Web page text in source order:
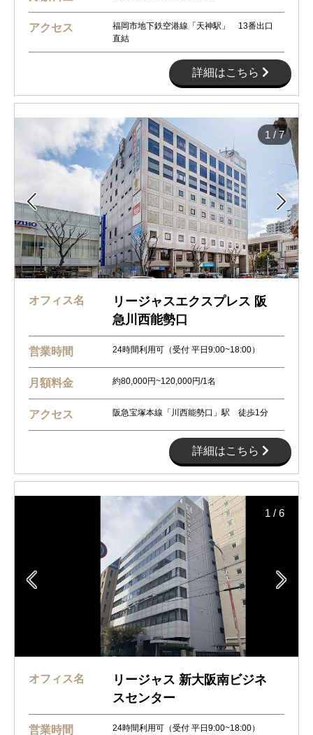
アクセス
福岡市地下鉄空港線「天神駅」 13番出口
直結
詳細はこちら
 
1 / 7
オフィス名
リージャスエクスプレス 阪
急川西能勢口
営業時間 24時間利用可（受付 平日9:00~18:00）
月額料金 約80,000円~120,000円/1名
アクセス 阪急宝塚本線「川西能勢口」駅 徒歩1分
詳細はこちら
 
1 / 6
オフィス名
リージャス 新大阪南ビジネ
スセンター
営業時間 24時間利用可（受付 平日9:00~18:00）